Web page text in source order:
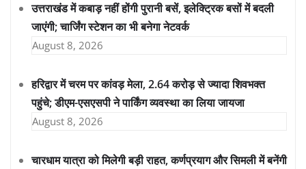
उत्तराखंड में कबाड़ नहीं होंगी पुरानी बसें, इलेक्ट्रिक बसों में बदली
जाएंगी; चार्जिंग स्टेशन का भी बनेगा नेटवर्क
August 8, 2026
हरिद्वार में चरम पर कांवड़ मेला, 2.64 करोड़ से ज्यादा शिवभक्त
पहुंचे; डीएम-एसएसपी ने पार्किंग व्यवस्था का लिया जायजा
August 8, 2026
चारधाम यात्रा को मिलेगी बड़ी राहत, कर्णप्रयाग और सिमली में बनेंगी